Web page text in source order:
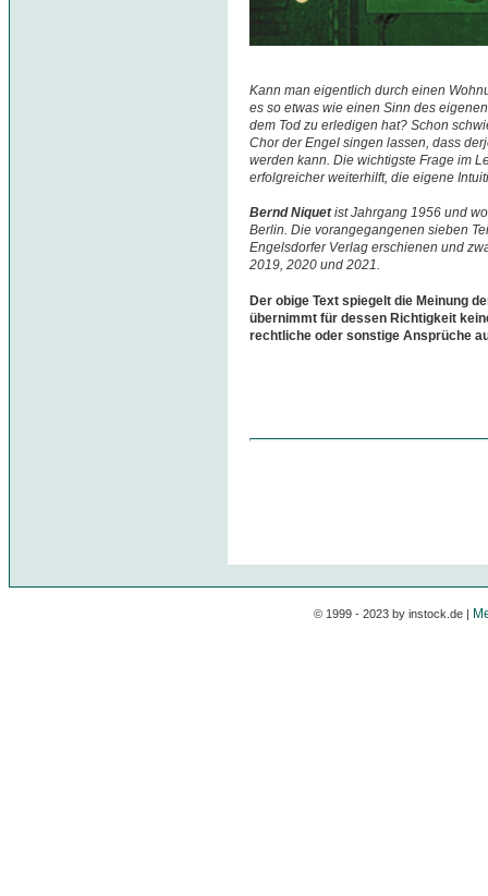
Kann man eigentlich durch einen
es so etwas wie einen Sinn des
dem Tod zu erledigen hat? Schon
Chor der Engel singen lassen, dass
werden kann. Die wichtigste Frage im
erfolgreicher weiterhilft, die eigene
Bernd Niquetist Jahrgang 1956 und
Berlin. Die vorangegangenen sieben
Engelsdorfer Verlag erschienen und
2019, 2020 und 2021.
Der obige Text spiegelt die Meinung
übernimmt für dessen Richtigkeit
rechtliche oder sonstige Ansprüche
© 1999 - 2023 by instock.de |